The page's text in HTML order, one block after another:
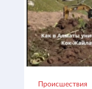
Происшествия